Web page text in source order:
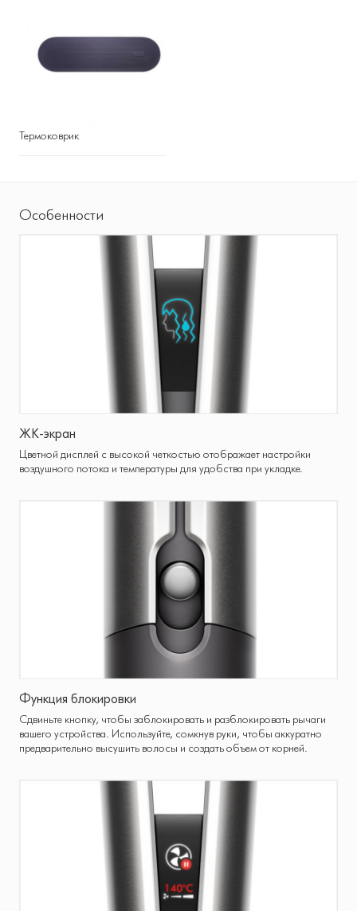
Термоковрик
Особенности
ЖК-экран
Цветной дисплей с высокой четкостью отображает настройки
воздушного потока и температуры для удобства при укладке.
Функция блокировки
Сдвиньте кнопку, чтобы заблокировать и разблокировать рычаги
вашего устройства. Используйте, сомкнув руки, чтобы аккуратно
предварительно высушить волосы и создать объем от корней.